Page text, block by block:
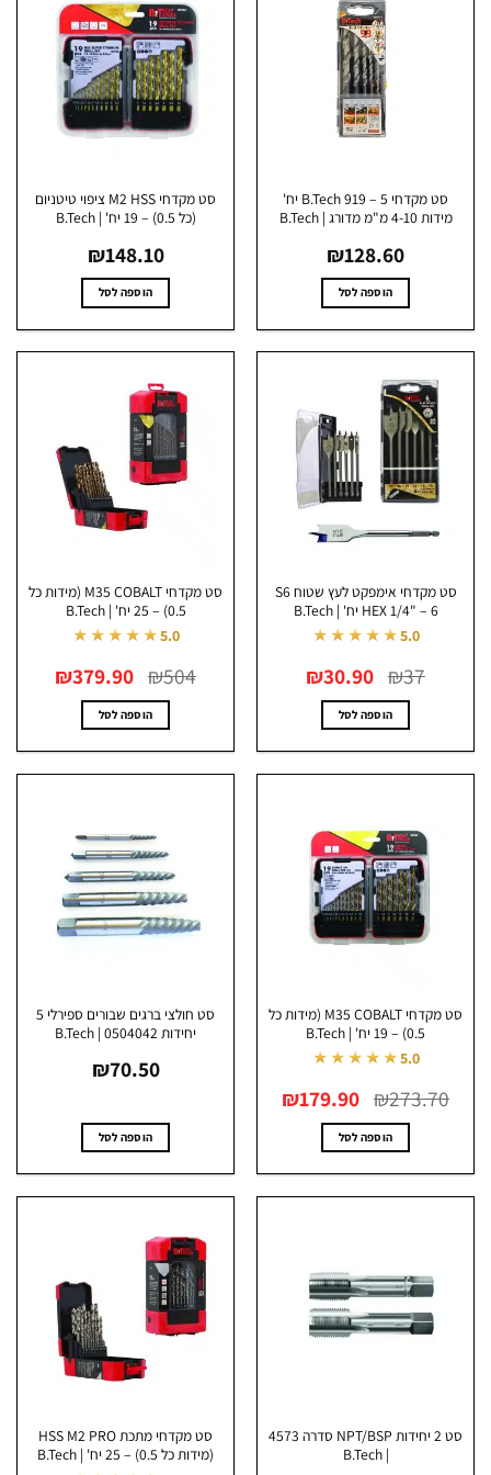
סט מקדחי B.Tech 919 – 5 יח'
₪128.60
הוספה לסל
סט מקדחי M2 HSS ציפוי טיטניום
₪148.10
הוספה לסל
סט מקדחי אימפקט לעץ שטוח S6
HEX 1/4" – 6 יח' | B.Tech
★★★★★
המקורי
היה:
₪37.
₪30.90 הנוכחי
הוא:
₪30.90.
הוספה לסל
סט מקדחי M35 COBALT (מידות כל
★★★★★
₪ המקורי
היה:
₪504.
₪379.90 הנוכחי
הוא:
₪379.90.
הוספה לסל
סט מקדחי M35 COBALT (מידות כל
★★★★★
₪273.70 המקורי
היה:
₪273.70.
₪179.90 הנוכחי
הוא:
₪179.90.
הוספה לסל
סט חולצי ברגים שבורים ספירלי 5
₪70.50
הוספה לסל
סט 2 יחידות NPT/BSP סדרה 4573
סט מקדחי מתכת HSS M2 PRO
(מידות כל 0.5) – 25 יח' | B.Tech